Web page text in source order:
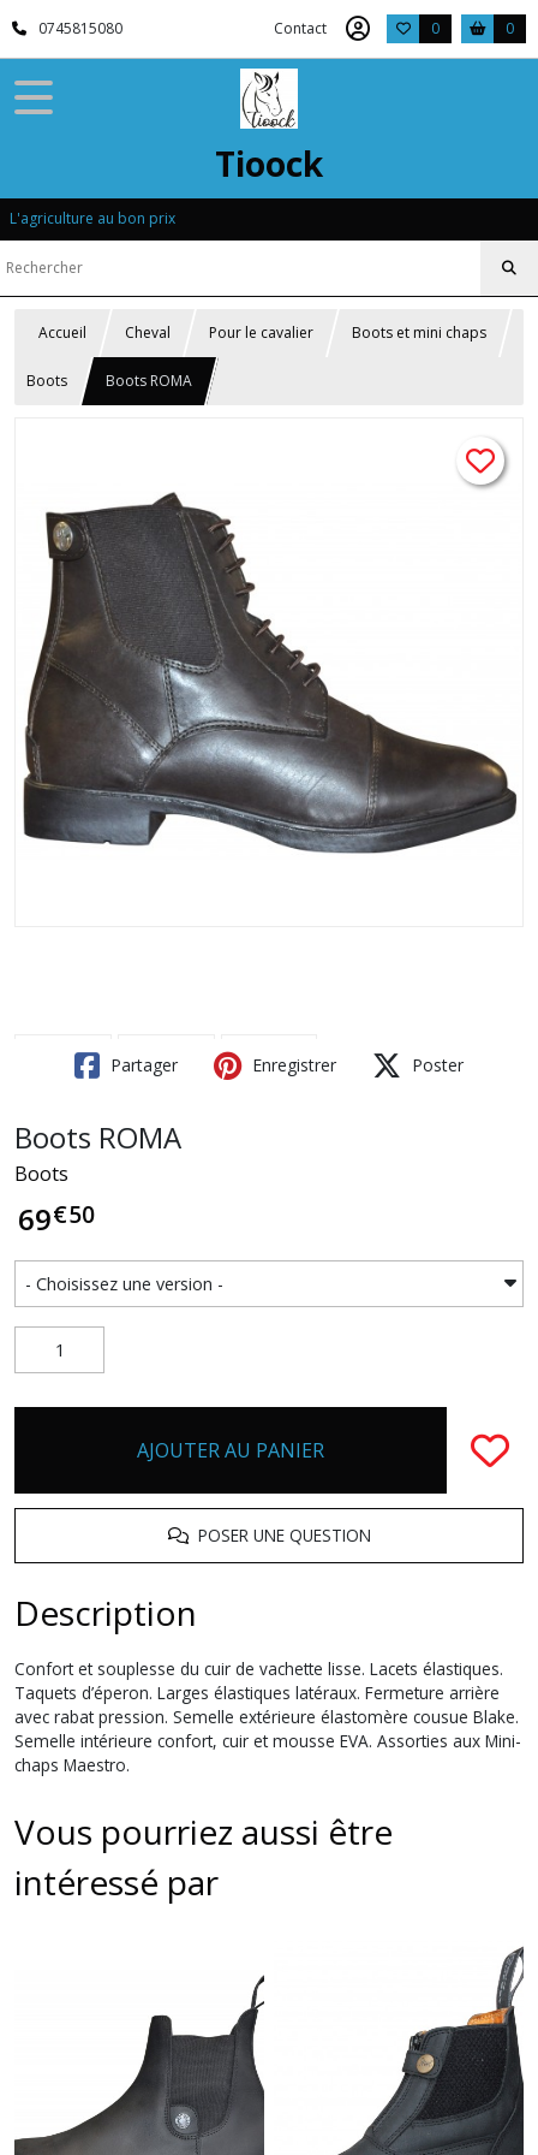
0745815080 Contact 0 0
Tioock
L'agriculture au bon prix
Accueil Cheval Pour le cavalier Boots et mini chaps
Boots Boots ROMA
Partager Enregistrer Poster
Boots ROMA
Boots
69€50
AJOUTER AU PANIER
POSER UNE QUESTION
Description
Confort et souplesse du cuir de vachette lisse. Lacets élastiques.
Taquets d’éperon. Larges élastiques latéraux. Fermeture arrière
avec rabat pression. Semelle extérieure élastomère cousue Blake.
Semelle intérieure confort, cuir et mousse EVA. Assorties aux Mini-
chaps Maestro.
Vous pourriez aussi être
intéressé par